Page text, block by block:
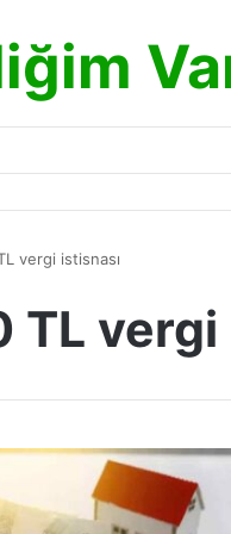
vergi istisnası
TL vergi